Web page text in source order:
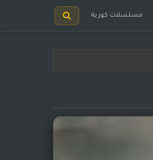
مسلسلات كورية